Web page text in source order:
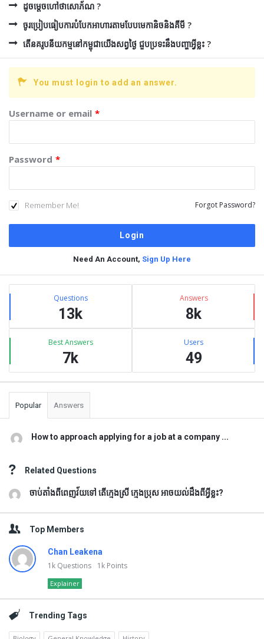
ដូចម្ដេចហៅថាសោភ័ណ ?
ចូរប្រៀបធៀបការបំបែកអាហារតាមបែបមេកានិចនិងគីមី ?
តើនគរូបនីយកម្មនៅកម្ពុជាយើងសព្វថ្ងៃ ជួបប្រទះនឹងបញ្ហាអ្វីខ្លះ ?
You must login to add an answer.
Username or email *
Password *
Remember Me! Forgot Password?
Need An Account, Sign Up Here
Sidebar
Stats Questions
13k
Answers
8k
Best Answers
7k
Users
49
Popular Answers
How to approach applying for a job at a company ...
Related Questions
ចាប់តាំងពីពេញវ័យទៅ តើក្មេងស្រី ក្មេងប្រុស អាចយល់ដឹងពីអ្វីខ្លះ?
Top Members
Chan Leakena
1k Questions 1k Points
Explainer
Trending Tags